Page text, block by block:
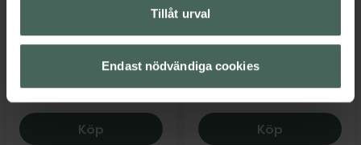
Tillåt urval
Endast nödvändiga cookies
Köp Ortho Movement Powergel Met Pad
Skyddar förfot och
trampdyna 1 par
Medicinteknisk produkt
Köp